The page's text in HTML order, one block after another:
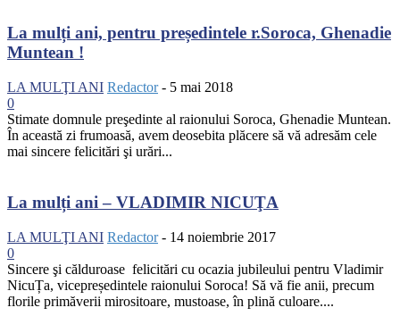
La mulți ani, pentru președintele r.Soroca, Ghenadie
Muntean !
LA MULŢI ANI Redactor - 5 mai 2018
0
Stimate domnule preşedinte al raionului Soroca, Ghenadie Muntean.
În această zi frumoasă, avem deosebita plăcere să vă adresăm cele
mai sincere felicitări şi urări...
La mulți ani – VLADIMIR NICUŢA
LA MULŢI ANI Redactor - 14 noiembrie 2017
0
Sincere şi călduroase felicitări cu ocazia jubileului pentru Vladimir
NicuȚa, vicepreședintele raionului Soroca! Să vă fie anii, precum
florile primăverii mirositoare, mustoase, în plină culoare....